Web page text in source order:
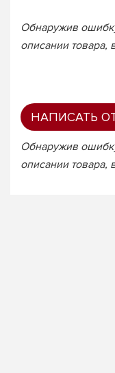
Обнаружив
описании товара,
НАПИСАТЬ
Обнаружив
описании товара,